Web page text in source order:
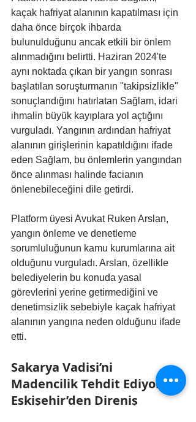
kaçak hafriyat alanının kapatılması için
daha önce birçok ihbarda
bulunulduğunu ancak etkili bir önlem
alınmadığını belirtti. Haziran 2024'te
aynı noktada çıkan bir yangın sonrası
başlatılan soruşturmanın "takipsizlikle"
sonuçlandığını hatırlatan Sağlam, idari
ihmalin büyük kayıplara yol açtığını
vurguladı. Yangının ardından hafriyat
alanının girişlerinin kapatıldığını ifade
eden Sağlam, bu önlemlerin yangından
önce alınması halinde facianın
önlenebileceğini dile getirdi.
Platform üyesi Avukat Ruken Arslan,
yangın önleme ve denetleme
sorumluluğunun kamu kurumlarına ait
olduğunu vurguladı. Arslan, özellikle
belediyelerin bu konuda yasal
görevlerini yerine getirmediğini ve
denetimsizlik sebebiyle kaçak hafriyat
alanının yangına neden olduğunu ifade
etti.
Sakarya Vadisi’ni
Madencilik Tehdit Ediyor:
Eskişehir’den Direniş